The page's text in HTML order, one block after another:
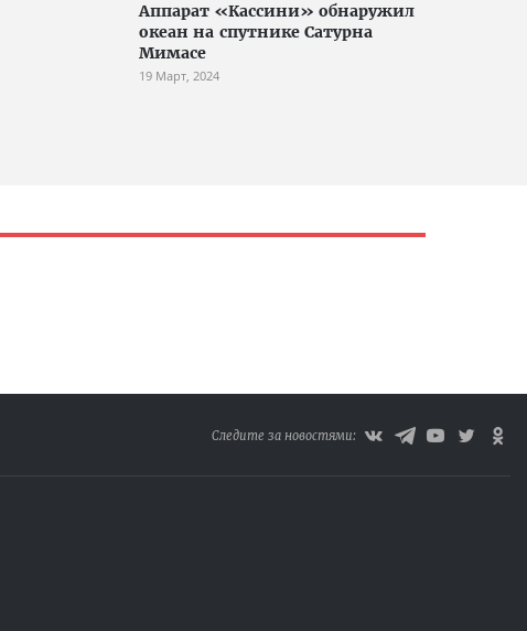
Аппарат «Кассини» обнаружил
океан на спутнике Сатурна
Мимасе
19 Март, 2024
Следите за новостями: